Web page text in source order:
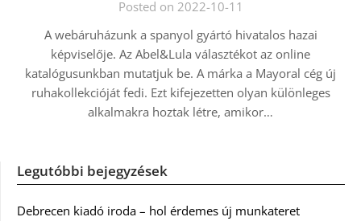
Posted on 2022-10-11
A webáruházunk a spanyol gyártó hivatalos hazai
képviselője. Az Abel&Lula választékot az online
katalógusunkban mutatjuk be. A márka a Mayoral cég új
ruhakollekcióját fedi. Ezt kifejezetten olyan különleges
alkalmakra hoztak létre, amikor…
Legutóbbi bejegyzések
Debrecen kiadó iroda – hol érdemes új munkateret